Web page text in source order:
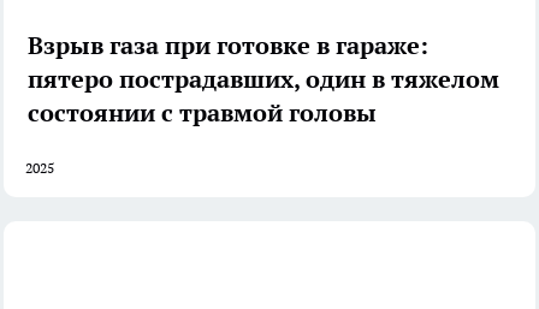
Взрыв газа при готовке в гараже:
пятеро пострадавших, один в тяжелом
состоянии с травмой головы
2025